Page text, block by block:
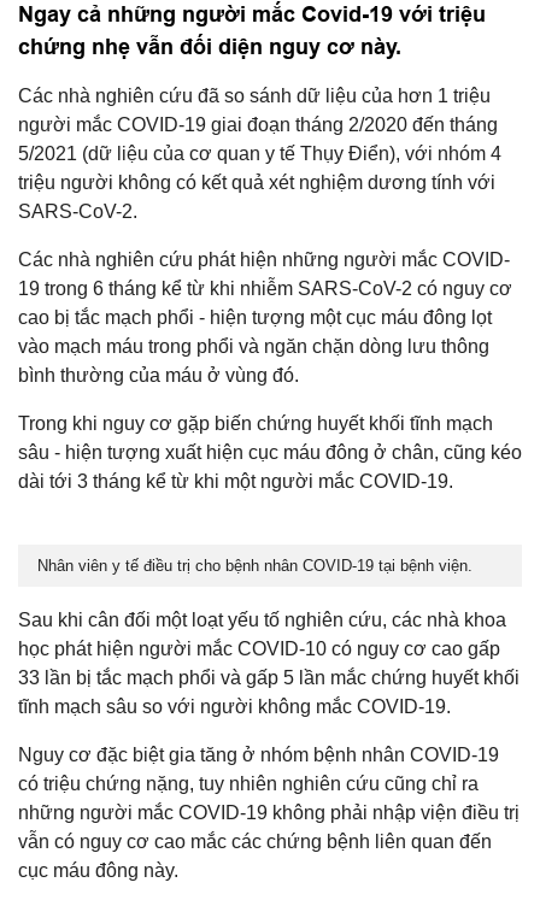
Ngay cả những người mắc Covid-19 với triệu
chứng nhẹ vẫn đối diện nguy cơ này.
Các nhà nghiên cứu đã so sánh dữ liệu của hơn 1 triệu
người mắc COVID-19 giai đoạn tháng 2/2020 đến tháng
5/2021 (dữ liệu của cơ quan y tế Thụy Điển), với nhóm 4
triệu người không có kết quả xét nghiệm dương tính với
SARS-CoV-2.
Các nhà nghiên cứu phát hiện những người mắc COVID-
19 trong 6 tháng kể từ khi nhiễm SARS-CoV-2 có nguy cơ
cao bị tắc mạch phổi - hiện tượng một cục máu đông lọt
vào mạch máu trong phổi và ngăn chặn dòng lưu thông
bình thường của máu ở vùng đó.
Trong khi nguy cơ gặp biến chứng huyết khối tĩnh mạch
sâu - hiện tượng xuất hiện cục máu đông ở chân, cũng kéo
dài tới 3 tháng kể từ khi một người mắc COVID-19.
Nhân viên y tế điều trị cho bệnh nhân COVID-19 tại bệnh viện.
Sau khi cân đối một loạt yếu tố nghiên cứu, các nhà khoa
học phát hiện người mắc COVID-10 có nguy cơ cao gấp
33 lần bị tắc mạch phổi và gấp 5 lần mắc chứng huyết khối
tĩnh mạch sâu so với người không mắc COVID-19.
Nguy cơ đặc biệt gia tăng ở nhóm bệnh nhân COVID-19
có triệu chứng nặng, tuy nhiên nghiên cứu cũng chỉ ra
những người mắc COVID-19 không phải nhập viện điều trị
vẫn có nguy cơ cao mắc các chứng bệnh liên quan đến
cục máu đông này.